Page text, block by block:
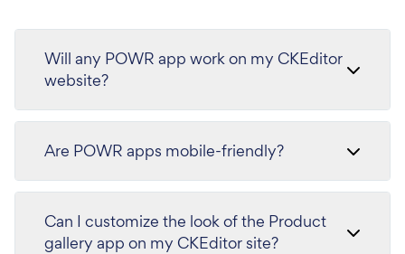
Will any POWR app work on my CKEditor
website?
Are POWR apps mobile-friendly?
Can I customize the look of the Product
gallery app on my CKEditor site?